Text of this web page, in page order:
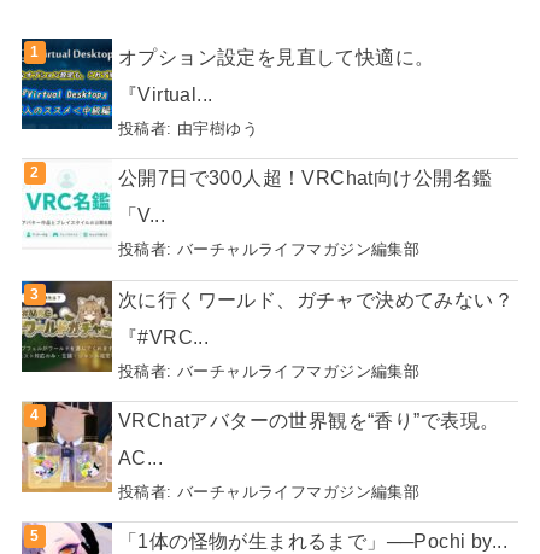
オプション設定を見直して快適に。
『Virtual...
投稿者: 由宇樹ゆう
公開7日で300人超！VRChat向け公開名鑑
「V...
投稿者: バーチャルライフマガジン編集部
次に行くワールド、ガチャで決めてみない？
『#VRC...
投稿者: バーチャルライフマガジン編集部
VRChatアバターの世界観を“香り”で表現。
AC...
投稿者: バーチャルライフマガジン編集部
「1体の怪物が生まれるまで」──Pochi by...